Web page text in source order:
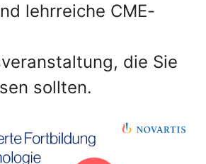
lehrreiche CME-
die Sie
sollten.